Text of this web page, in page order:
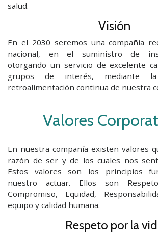
salud.
Visión
En el 2030 seremos una compañía
nacional, en el suministro de
otorgando un servicio de excelente
grupos de interés, mediante
retroalimentación continua de nuestra
Valores
En nuestra compañía existen valores
razón de ser y de los cuales nos
Estos valores son los principios
nuestro actuar. Ellos son
Compromiso, Equidad,
equipo y calidad humana.
Respeto por la